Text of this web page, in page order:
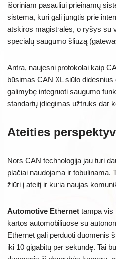
išoriniam pasauliui prieinamų
sistema, kuri gali jungtis prie
atskiros magistralės, o ryšys su
specialų saugumo šliuzą
Antra, naujesni protokolai kaip
būsimas CAN XL siūlo
galimybę integruoti saugumo
standartų įdiegimas užtruks dar
Ateities
Nors CAN technologija jau turi
plačiai naudojama ir tobulinama.
žiūri į ateitį ir kuria naujas
Automotive Ethernet tampa vis
kartos automobiliuose su
Ethernet gali perduoti duomenis
iki 10 gigabitų per sekundę. Tai